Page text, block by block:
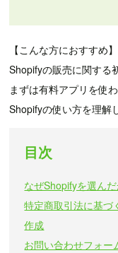
【こんな方におすすめ】
Shopifyの販売に関する
まずは有料アプリを使
Shopifyの使い方を理解
目次
なぜShopifyを選ん
特定商取引法に基づ
作成
お問い合わせフォー